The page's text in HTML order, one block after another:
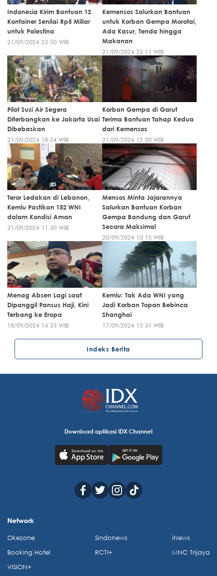
Indonesia Kirim Bantuan 12
Kontainer Senilai Rp5 Miliar
untuk Palestina
21/09/2024 23:50 WIB
Kemensos Salurkan Bantuan
untuk Korban Gempa Morotai,
Ada Kasur, Tenda hingga
Makanan
21/09/2024 22:11 WIB
Pilot Susi Air Segera
Diterbangkan ke Jakarta Usai
Dibebaskan
21/09/2024 18:54 WIB
Korban Gempa di Garut
Terima Bantuan Tahap Kedua
dari Kemensos
21/09/2024 12:00 WIB
Teror Ledakan di Lebanon,
Kemlu Pastikan 152 WNI
dalam Kondisi Aman
21/09/2024 11:30 WIB
Mensos Minta Jajarannya
Salurkan Bantuan Korban
Gempa Bandung dan Garut
Secara Maksimal
20/09/2024 10:15 WIB
Menag Absen Lagi saat
Dipanggil Pansus Haji, Kini
Terbang ke Eropa
18/09/2024 14:33 WIB
Kemlu: Tak Ada WNI yang
Jadi Korban Topan Bebinca
Shanghai
17/09/2024 15:31 WIB
Indeks Berita
Download aplikasi IDX Channel
Network
Okezone
Booking Hotel
VISION+
Sindonews
RCTI+
iNews
MNC Trijaya